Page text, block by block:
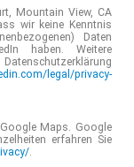
Mountain View, CA
wir keine Kenntnis
Daten
haben. Weitere
legal/privacy-
Google Maps. Google
erfahren Sie
.